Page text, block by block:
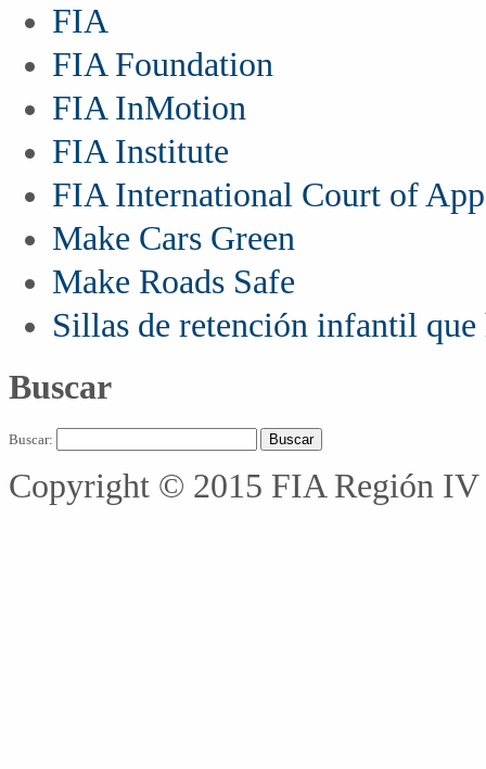
FIA
FIA Foundation
FIA InMotion
FIA Institute
FIA International Court of
Make Cars Green
Make Roads Safe
Sillas de retención infantil que
Buscar
Buscar:
Copyright © 2015 FIA Región